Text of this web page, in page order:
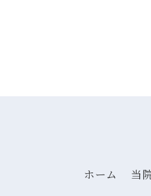
ホーム 当